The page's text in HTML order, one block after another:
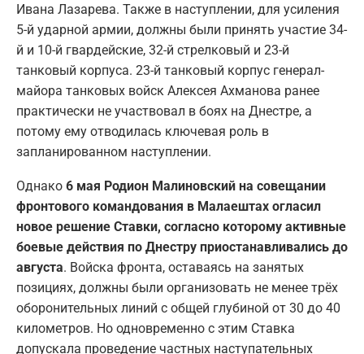
Ивана Лазарева. Также в наступлении, для усиления
5-й ударной армии, должны были принять участие 34-
й и 10-й гвардейские, 32-й стрелковый и 23-й
танковый корпуса. 23-й танковый корпус генерал-
майора танковых войск Алексея Ахманова ранее
практически не участвовал в боях на Днестре, а
потому ему отводилась ключевая роль в
запланированном наступлении.
Однако 6 мая Родион Малиновский на совещании
фронтового командования в Малаештах огласил
новое решение Ставки, согласно которому активные
боевые действия по Днестру приостанавливались до
августа. Войска фронта, оставаясь на занятых
позициях, должны были организовать не менее трёх
оборонительных линий с общей глубиной от 30 до 40
километров. Но одновременно с этим Ставка
допускала проведение частных наступательных